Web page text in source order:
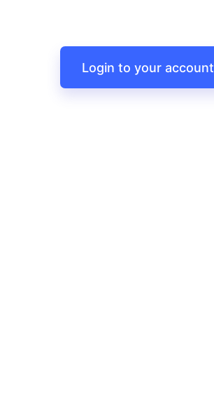
Login to your account